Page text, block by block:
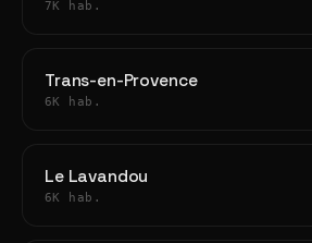
7K hab.
Trans-en-Provence
6K hab.
Le Lavandou
6K hab.